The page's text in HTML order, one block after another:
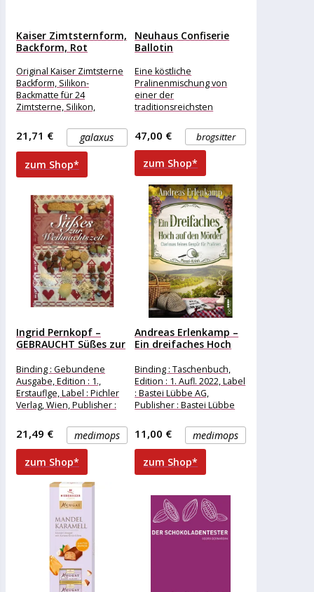
Kaiser Zimtsternform,
Backform, Rot
Original Kaiser Zimtsterne
Backform, Silikon-
Backmatte für 24
Zimtsterne, Silikon,
Silikonform für Pralinen,
Parfait, Mousses,
Eiskonfekt - Inhalt: 2x
Backmatte
galaxus
21,71 €
zum Shop*
Neuhaus Confiserie
Ballotin
Eine köstliche
Pralinenmischung von
einer der
traditionsreichsten
Neuhaus mit Stammsitz in
Brüssel. Die großen
handgefertigten Pralinés
mit frischer
brogsitter
47,00 €
zum Shop*
Ingrid Pernkopf –
GEBRAUCHT Süßes zur
Binding : Gebundene
Ausgabe, Edition : 1.,
Erstauflge, Label : Pichler
Verlag, Wien, Publisher :
medium :
medimops
21,49 €
zum Shop*
Andreas Erlenkamp –
Ein dreifaches Hoch
Binding : Taschenbuch,
Edition : 1. Aufl. 2022, Label
: Bastei Lübbe AG,
Publisher : Bastei Lübbe
medimops
11,00 €
zum Shop*